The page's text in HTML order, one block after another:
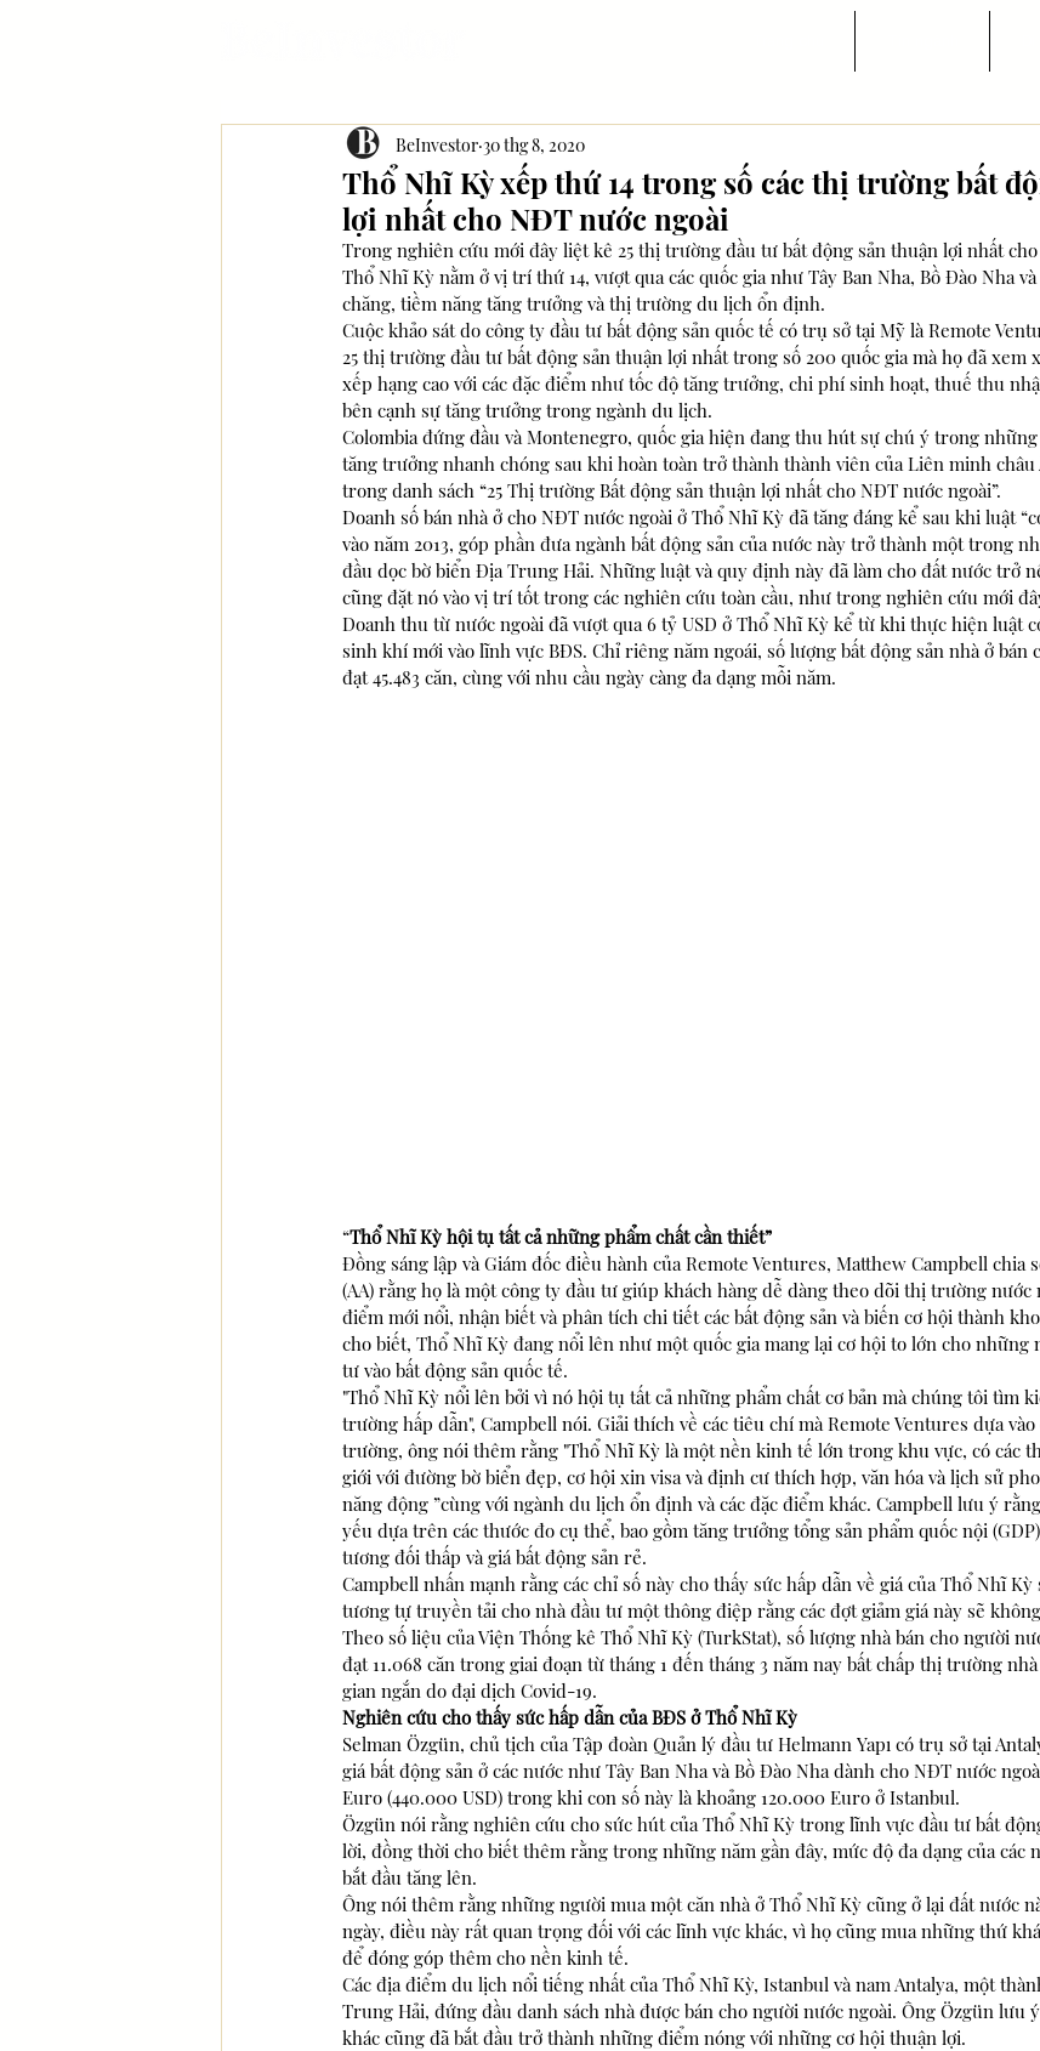
Thổ Nhĩ Kỳ xếp thứ 14 trong số các thị trường bất
lợi nhất cho NĐT nước ngoài
BeInvestor 30 thg 8, 2020
Trong nghiên cứu mới đây liệt kê 25 thị trường đầu tư bất động sản thuận lợi nhất
Thổ Nhĩ Kỳ nằm ở vị trí thứ 14, vượt qua các quốc gia như Tây Ban Nha, Bồ Đào Nha
chăng, tiềm năng tăng trưởng và thị trường du lịch ổn định.
Cuộc khảo sát do công ty đầu tư bất động sản quốc tế có trụ sở tại Mỹ là Remote
25 thị trường đầu tư bất động sản thuận lợi nhất trong số 200 quốc gia mà họ đã xem
xếp hạng cao với các đặc điểm như tốc độ tăng trưởng, chi phí sinh hoạt, thuế thu
bên cạnh sự tăng trưởng trong ngành du lịch.
Colombia đứng đầu và Montenegro, quốc gia hiện đang thu hút sự chú ý trong
tăng trưởng nhanh chóng sau khi hoàn toàn trở thành thành viên của Liên minh châu
trong danh sách “25 Thị trường Bất động sản thuận lợi nhất cho NĐT nước ngoài”.
Doanh số bán nhà ở cho NĐT nước ngoài ở Thổ Nhĩ Kỳ đã tăng đáng kể sau khi luật
vào năm 2013, góp phần đưa ngành bất động sản của nước này trở thành một trong
đầu dọc bờ biển Địa Trung Hải. Những luật và quy định này đã làm cho đất nước trở
cũng đặt nó vào vị trí tốt trong các nghiên cứu toàn cầu, như trong nghiên cứu mới
Doanh thu từ nước ngoài đã vượt qua 6 tỷ USD ở Thổ Nhĩ Kỳ kể từ khi thực hiện luật
sinh khí mới vào lĩnh vực BĐS. Chỉ riêng năm ngoái, số lượng bất động sản nhà ở bán
đạt 45.483 căn, cùng với nhu cầu ngày càng đa dạng mỗi năm.
“Thổ Nhĩ Kỳ hội tụ tất cả những phẩm chất cần thiết”
Đồng sáng lập và Giám đốc điều hành của Remote Ventures, Matthew Campbell chia
(AA) rằng họ là một công ty đầu tư giúp khách hàng dễ dàng theo dõi thị trường nước
điểm mới nổi, nhận biết và phân tích chi tiết các bất động sản và biến cơ hội thành
cho biết, Thổ Nhĩ Kỳ đang nổi lên như một quốc gia mang lại cơ hội to lớn cho những
tư vào bất động sản quốc tế.
"Thổ Nhĩ Kỳ nổi lên bởi vì nó hội tụ tất cả những phẩm chất cơ bản mà chúng tôi tìm
trường hấp dẫn", Campbell nói. Giải thích về các tiêu chí mà Remote Ventures dựa
trường, ông nói thêm rằng "Thổ Nhĩ Kỳ là một nền kinh tế lớn trong khu vực, có các
giới với đường bờ biển đẹp, cơ hội xin visa và định cư thích hợp, văn hóa và lịch sử
năng động ”cùng với ngành du lịch ổn định và các đặc điểm khác. Campbell lưu ý
yếu dựa trên các thước đo cụ thể, bao gồm tăng trưởng tổng sản phẩm quốc nội
tương đối thấp và giá bất động sản rẻ.
Campbell nhấn mạnh rằng các chỉ số này cho thấy sức hấp dẫn về giá của Thổ Nhĩ Kỳ
tương tự truyền tải cho nhà đầu tư một thông điệp rằng các đợt giảm giá này sẽ
Theo số liệu của Viện Thống kê Thổ Nhĩ Kỳ (TurkStat), số lượng nhà bán cho người
đạt 11.068 căn trong giai đoạn từ tháng 1 đến tháng 3 năm nay bất chấp thị trường
gian ngắn do đại dịch Covid-19.
Nghiên cứu cho thấy sức hấp dẫn của BĐS ở Thổ Nhĩ Kỳ
Selman Özgün, chủ tịch của Tập đoàn Quản lý đầu tư Helmann Yapı có trụ sở tại
giá bất động sản ở các nước như Tây Ban Nha và Bồ Đào Nha dành cho NĐT nước
Euro (440.000 USD) trong khi con số này là khoảng 120.000 Euro ở Istanbul.
Özgün nói rằng nghiên cứu cho sức hút của Thổ Nhĩ Kỳ trong lĩnh vực đầu tư bất
lời, đồng thời cho biết thêm rằng trong những năm gần đây, mức độ đa dạng của các
bắt đầu tăng lên.
Ông nói thêm rằng những người mua một căn nhà ở Thổ Nhĩ Kỳ cũng ở lại đất nước
ngày, điều này rất quan trọng đối với các lĩnh vực khác, vì họ cũng mua những thứ
để đóng góp thêm cho nền kinh tế.
Các địa điểm du lịch nổi tiếng nhất của Thổ Nhĩ Kỳ, Istanbul và nam Antalya, một
Trung Hải, đứng đầu danh sách nhà được bán cho người nước ngoài. Ông Özgün lưu
khác cũng đã bắt đầu trở thành những điểm nóng với những cơ hội thuận lợi.